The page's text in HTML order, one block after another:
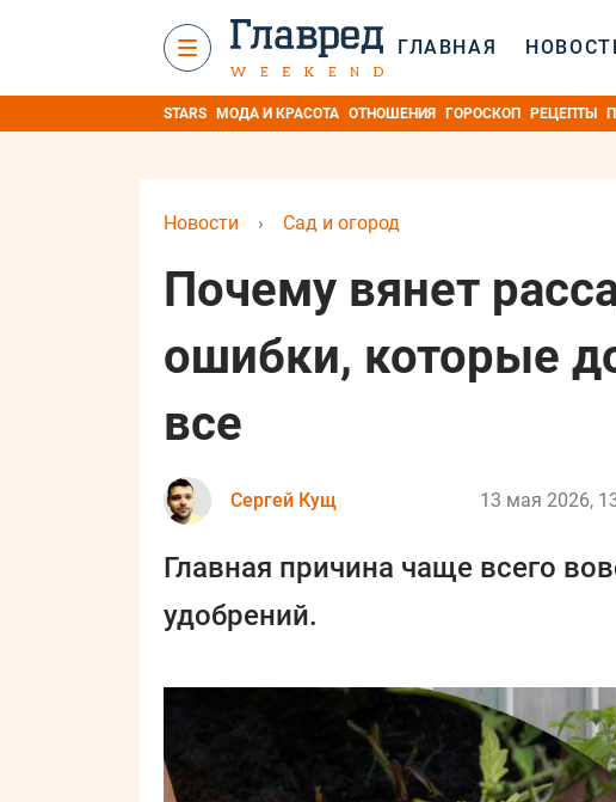
ГЛАВНАЯ
STARS МОДА И КРАСОТА ОТНОШЕНИЯ ГОРОСКОП РЕЦЕПТЫ
Новости › Сад и огород
Почему вянет
ошибки, которые
все
Сергей Кущ 13 мая 2026,
Главная причина чаще всего
удобрений.